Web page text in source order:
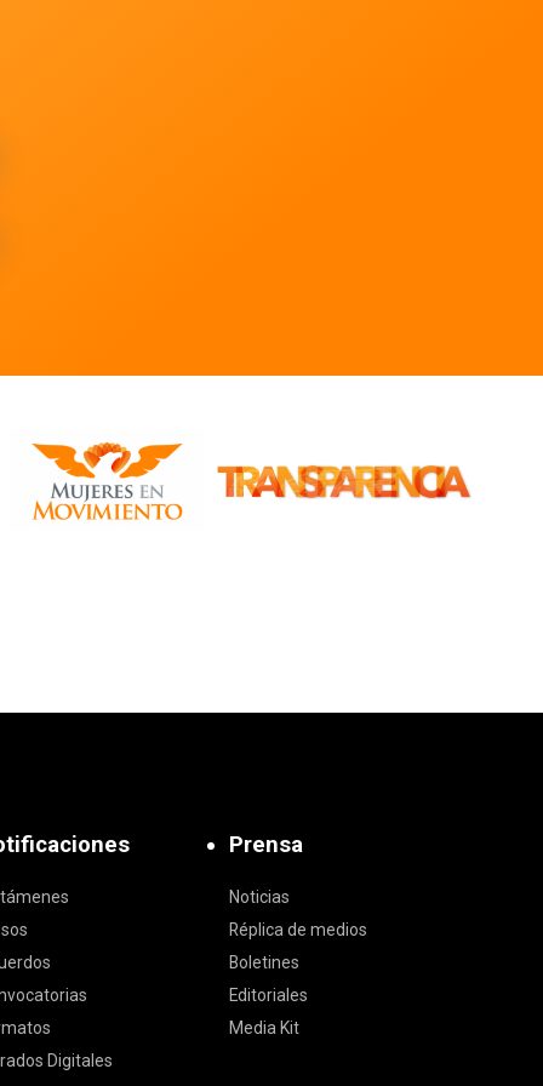
Digitales
Prensa
Noticias
Réplica de medios
Boletines
Editoriales
Media Kit